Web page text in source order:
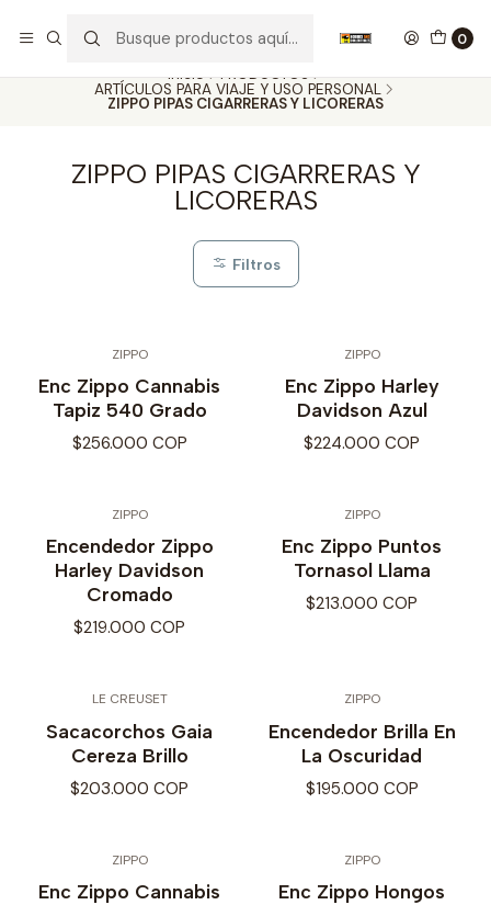
0
Inicio
PRODUCTOS
ARTÍCULOS PARA VIAJE Y USO PERSONAL
ZIPPO PIPAS CIGARRERAS Y LICORERAS
ZIPPO PIPAS CIGARRERAS Y
LICORERAS
Filtros
ZIPPO
Enc Zippo Cannabis
Tapiz 540 Grado
$256.000 COP
ZIPPO
Enc Zippo Harley
Davidson Azul
$224.000 COP
ZIPPO
Encendedor Zippo
Harley Davidson
Cromado
$219.000 COP
ZIPPO
Enc Zippo Puntos
Tornasol Llama
$213.000 COP
LE CREUSET
Sacacorchos Gaia
Cereza Brillo
$203.000 COP
ZIPPO
Encendedor Brilla En
La Oscuridad
$195.000 COP
ZIPPO
Enc Zippo Cannabis
ZIPPO
Enc Zippo Hongos